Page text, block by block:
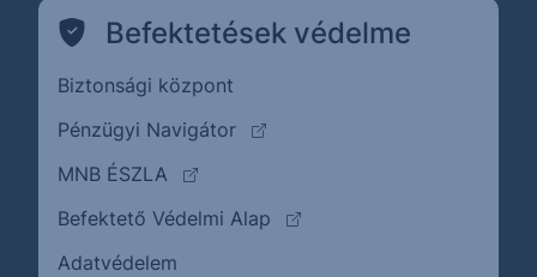
Befektetések védelme
Biztonsági központ
Pénzügyi Navigátor
(külső oldalra ugrik)
MNB ÉSZLA
(külső oldalra ugrik)
Befektető Védelmi Alap
(külső oldalra ugrik)
Adatvédelem